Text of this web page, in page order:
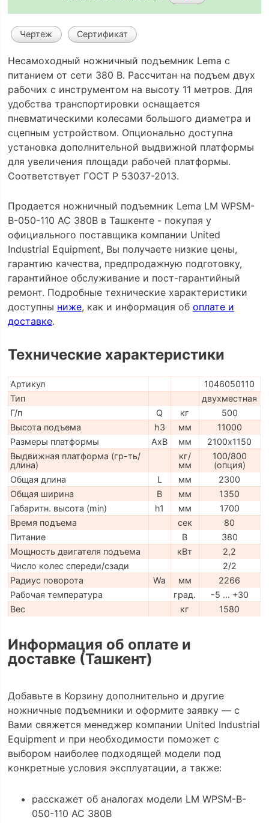
Чертеж Сертификат
Несамоходный ножничный подъемник Lema с
питанием от сети 380 В. Рассчитан на подъем двух
рабочих с инструментом на высоту 11 метров. Для
удобства транспортировки оснащается
пневматическими колесами большого диаметра и
сцепным устройством. Опционально доступна
установка дополнительной выдвижной платформы
для увеличения площади рабочей платформы.
Соответствует ГОСТ Р 53037-2013.
Продается ножничный подъемник Lema LM WPSM-
B-050-110 AC 380В в Ташкенте - покупая у
официального поставщика компании United
Industrial Equipment, Вы получаете низкие цены,
гарантию качества, предпродажную подготовку,
гарантийное обслуживание и пост-гарантийный
ремонт. Подробные технические характеристики
доступны ниже, как и информация об оплате и
доставке.
Технические характеристики
Артикул
1046050110
Тип
двухместная
Г/п
Q кг
500
Высота подъема
h3 мм
11000
Размеры платформы
AxB мм
2100х1150
Выдвижная платформа (гр-ть/
длина)
кг/
мм
100/800
(опция)
Общая длина
L мм
2300
Общая ширина
B мм
1350
Габаритн. высота (min)
h1 мм
1700
Время подъема
сек
80
Питание
В
380
Мощность двигателя подъема
кВт
2,2
Число колес спереди/сзади
2/2
Радиус поворота
Wa мм
2266
Рабочая температура
град.
-5 … +30
Вес
кг 1580
Информация об оплате и
доставке (Ташкент)
Добавьте в Корзину дополнительно и другие
ножничные подъемники и оформите заявку — с
Вами свяжется менеджер компании United Industrial
Equipment и при необходимости поможет с
выбором наиболее подходящей модели под
конкретные условия эксплуатации, а также:
расскажет об аналогах модели LM WPSM-B-
050-110 AC 380В